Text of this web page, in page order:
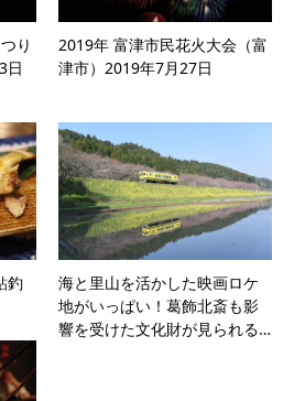
り
日
2019年 富津市民花火大会（富
津市）2019年7月27日
釣
海と里山を活かした映画ロケ
地がいっぱい！葛飾北斎も影
響を受けた文化財が見られる…